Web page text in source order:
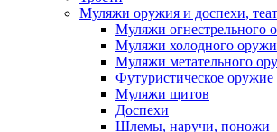
Муляжи оружия и доспехи,
Муляжи огнестрельного
Муляжи холодного
Муляжи метательного
Футуристическое оружие
Муляжи щитов
Доспехи
Шлемы, наручи, поножи